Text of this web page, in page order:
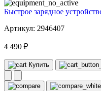
Быстрое зарядное
Артикул: 2946407
4 490 ₽
Купить